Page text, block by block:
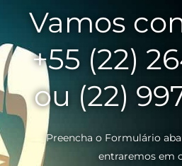
Vamos
+55 (22)
ou (22)
Preencha o Formulário
entraremos em